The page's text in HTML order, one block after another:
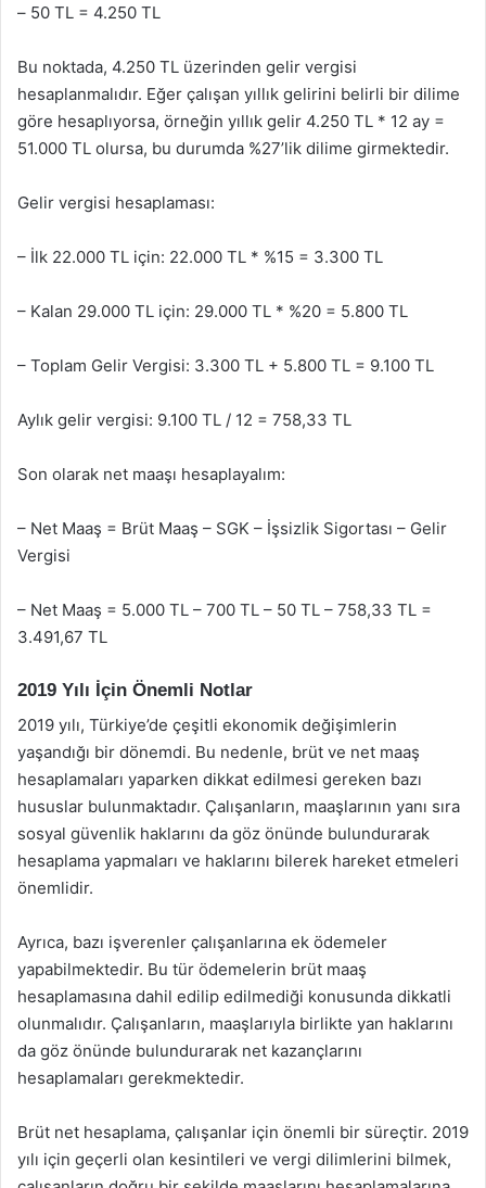
– 50 TL = 4.250 TL
Bu noktada, 4.250 TL üzerinden gelir vergisi
hesaplanmalıdır. Eğer çalışan yıllık gelirini belirli bir dilime
göre hesaplıyorsa, örneğin yıllık gelir 4.250 TL * 12 ay =
51.000 TL olursa, bu durumda %27’lik dilime girmektedir.
Gelir vergisi hesaplaması:
– İlk 22.000 TL için: 22.000 TL * %15 = 3.300 TL
– Kalan 29.000 TL için: 29.000 TL * %20 = 5.800 TL
– Toplam Gelir Vergisi: 3.300 TL + 5.800 TL = 9.100 TL
Aylık gelir vergisi: 9.100 TL / 12 = 758,33 TL
Son olarak net maaşı hesaplayalım:
– Net Maaş = Brüt Maaş – SGK – İşsizlik Sigortası – Gelir
Vergisi
– Net Maaş = 5.000 TL – 700 TL – 50 TL – 758,33 TL =
3.491,67 TL
2019 Yılı İçin Önemli Notlar
2019 yılı, Türkiye’de çeşitli ekonomik değişimlerin
yaşandığı bir dönemdi. Bu nedenle, brüt ve net maaş
hesaplamaları yaparken dikkat edilmesi gereken bazı
hususlar bulunmaktadır. Çalışanların, maaşlarının yanı sıra
sosyal güvenlik haklarını da göz önünde bulundurarak
hesaplama yapmaları ve haklarını bilerek hareket etmeleri
önemlidir.
Ayrıca, bazı işverenler çalışanlarına ek ödemeler
yapabilmektedir. Bu tür ödemelerin brüt maaş
hesaplamasına dahil edilip edilmediği konusunda dikkatli
olunmalıdır. Çalışanların, maaşlarıyla birlikte yan haklarını
da göz önünde bulundurarak net kazançlarını
hesaplamaları gerekmektedir.
Brüt net hesaplama, çalışanlar için önemli bir süreçtir. 2019
yılı için geçerli olan kesintileri ve vergi dilimlerini bilmek,